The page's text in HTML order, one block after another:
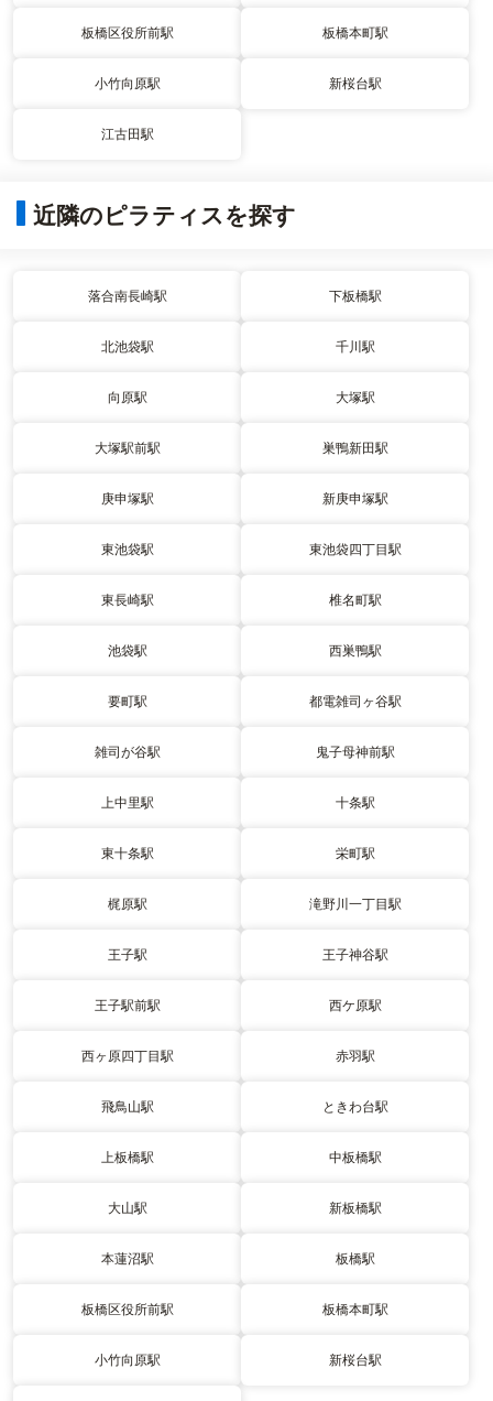
板橋区役所前駅 板橋本町駅
小竹向原駅 新桜台駅
江古田駅
近隣のピラティスを探す
落合南長崎駅 下板橋駅
北池袋駅 千川駅
向原駅 大塚駅
大塚駅前駅 巣鴨新田駅
庚申塚駅 新庚申塚駅
東池袋駅 東池袋四丁目駅
東長崎駅 椎名町駅
池袋駅 西巣鴨駅
要町駅 都電雑司ヶ谷駅
雑司が谷駅 鬼子母神前駅
上中里駅 十条駅
東十条駅 栄町駅
梶原駅 滝野川一丁目駅
王子駅 王子神谷駅
王子駅前駅 西ケ原駅
西ヶ原四丁目駅 赤羽駅
飛鳥山駅 ときわ台駅
上板橋駅 中板橋駅
大山駅 新板橋駅
本蓮沼駅 板橋駅
板橋区役所前駅 板橋本町駅
小竹向原駅 新桜台駅